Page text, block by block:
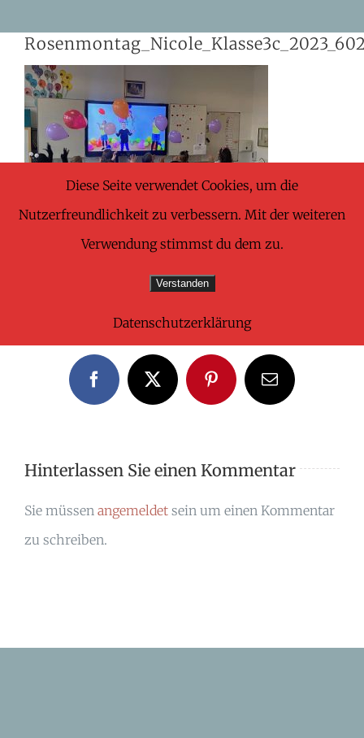
content
Share This Wonderful Life Event!
FacebookX PinterestE-
Mail
Hinterlassen Sie einen Kommentar
Sie müssen angemeldet sein um einen Kommentar
zu schreiben.
Diese Seite verwendet Cookies, um die
Nutzerfreundlichkeit zu verbessern. Mit der weiteren
Verwendung stimmst du dem zu.
Verstanden
Datenschutzerklärung